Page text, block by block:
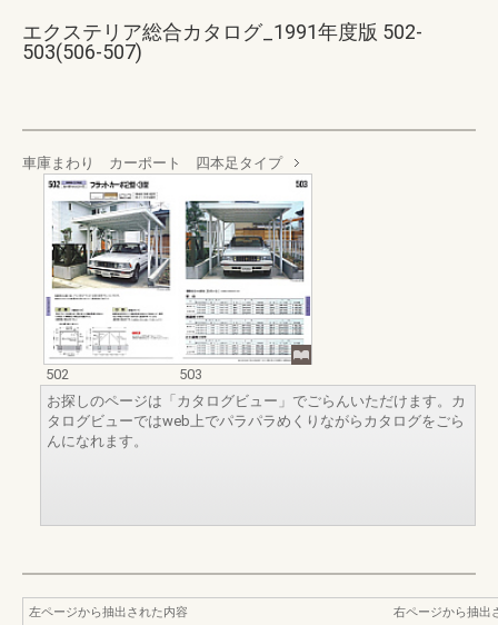
エクステリア総合カタログ_1991年度版 502-
503(506-507)
車庫まわり カーポート 四本足タイプ
502
503
お探しのページは「カタログビュー」でごらんいただけます。カ
タログビューではweb上でパラパラめくりながらカタログをごら
んになれます。
左ページから抽出された内容
右ページから抽出